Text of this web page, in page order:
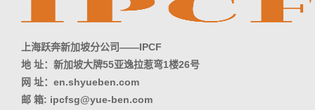
上海跃奔新加坡分公司——IPCF
地 址：新加坡大牌55亚逸拉惹弯1楼26号
网 址：en.shyueben.com
邮 箱: ipcfsg@yue-ben.com